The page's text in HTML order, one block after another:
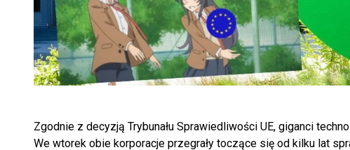
Zgodnie z decyzją Trybunału Sprawiedliwości UE, giganci
We wtorek obie korporacje przegrały toczące się od kilku lat